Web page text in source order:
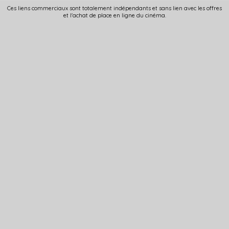
Ces liens commerciaux sont totalement indépendants et sans lien avec les offres
et l'achat de place en ligne du cinéma.